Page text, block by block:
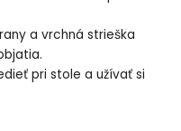
a vrchná strieška
pri stole a užívať si